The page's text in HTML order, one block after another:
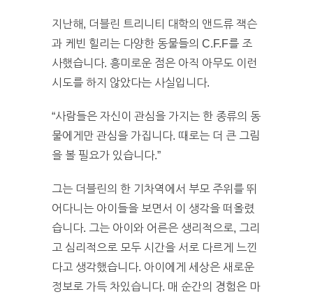
지난해, 더블린 트리니티 대학의 앤드류 잭슨
과 케빈 힐리는 다양한 동물들의 C.F.F를 조
사했습니다. 흥미로운 점은 아직 아무도 이런
시도를 하지 않았다는 사실입니다.
“사람들은 자신이 관심을 가지는 한 종류의 동
물에게만 관심을 가집니다. 때로는 더 큰 그림
을 볼 필요가 있습니다.”
그는 더블린의 한 기차역에서 부모 주위를 뛰
어다니는 아이들을 보면서 이 생각을 떠올렸
습니다. 그는 아이와 어른은 생리적으로, 그리
고 심리적으로 모두 시간을 서로 다르게 느낀
다고 생각했습니다. 아이에게 세상은 새로운
정보로 가득 차있습니다. 매 순간의 경험은 마